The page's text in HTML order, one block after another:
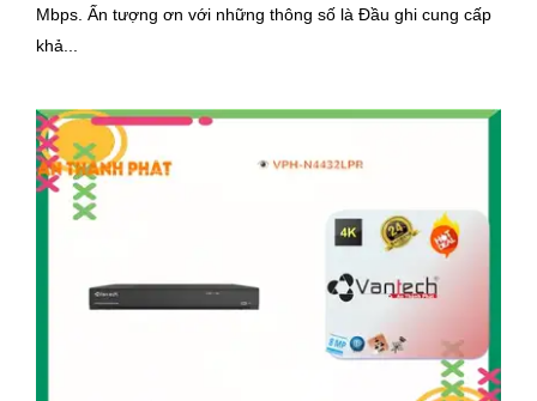
Mbps. Ấn tượng ơn với những thông số là Đầu ghi cung cấp
khả...